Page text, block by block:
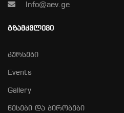
Info@aev.ge
ᲒᲖᲐᲛᲙᲕᲚᲔᲕᲘ
კურსები
Events
Gallery
წესები და პირობები